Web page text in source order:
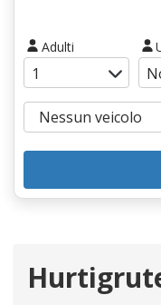
Adulti